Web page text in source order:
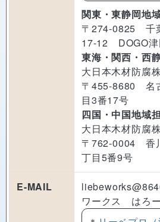
関東・東静岡地
〒274-0825 千
17-12 DOGO津
東海・関西・西
大日本木材防腐
〒455-8680 名
目3番17号
四国・中国地域
大日本木材防腐
〒762-0004 香
丁目5番9号
E-MAIL
ワークス はろー